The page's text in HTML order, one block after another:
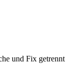
und Fix getrennt